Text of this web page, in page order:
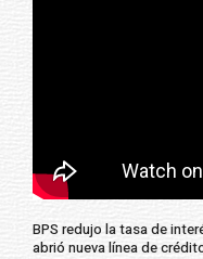
BPS redujo la tasa de
abrió nueva línea de